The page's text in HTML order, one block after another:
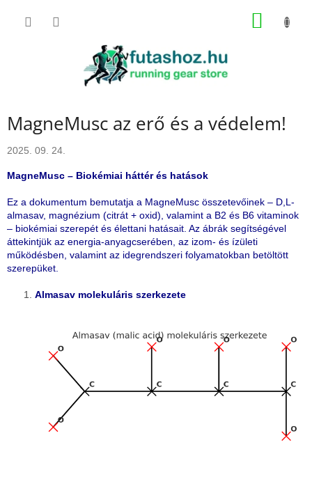
KOSÁR
MagneMusc az erő és a védelem!
2025. 09. 24.
MagneMusc – Biokémiai háttér és hatások
Ez a dokumentum bemutatja a MagneMusc összetevőinek – D,L-
almasav, magnézium (citrát + oxid), valamint a B2 és B6 vitaminok
– biokémiai szerepét és élettani hatásait. Az ábrák segítségével
áttekintjük az energia-anyagcserében, az izom- és ízületi
működésben, valamint az idegrendszeri folyamatokban betöltött
szerepüket.
Almasav molekuláris szerkezete